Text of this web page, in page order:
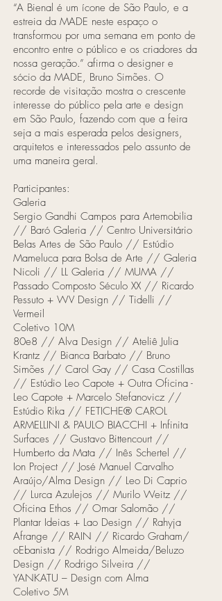
“A Bienal é um ícone de São Paulo, e a
estreia da MADE neste espaço o
transformou por uma semana em ponto de
encontro entre o público e os criadores da
nossa geração.” afirma o designer e
sócio da MADE, Bruno Simões. O
recorde de visitação mostra o crescente
interesse do público pela arte e design
em São Paulo, fazendo com que a feira
seja a mais esperada pelos designers,
arquitetos e interessados pelo assunto de
uma maneira geral.
Participantes:
Galeria
Sergio Gandhi Campos para Artemobilia
// Baró Galeria // Centro Universitário
Belas Artes de São Paulo // Estúdio
Mameluca para Bolsa de Arte // Galeria
Nicoli // LL Galeria // MUMA //
Passado Composto Século XX // Ricardo
Pessuto + WV Design // Tidelli //
Vermeil​
Coletivo 10M
80e8 // Alva Design // Ateliê Julia
Krantz // Bianca Barbato // Bruno
Simões // Carol Gay // Casa Costillas
// Estúdio Leo Capote + Outra Oficina -
Leo Capote + Marcelo Stefanovicz //
Estúdio Rika // FETICHE® CAROL
ARMELLINI & PAULO BIACCHI + Infinita
Surfaces // Gustavo Bittencourt //
Humberto da Mata // Inês Schertel //
Ion Project // José Manuel Carvalho
Araújo/Alma Design // Leo Di Caprio
// Lurca Azulejos // Murilo Weitz //
Oficina Ethos // Omar Salomão //
Plantar Ideias + Lao Design // Rahyja
Afrange // RAIN // Ricardo Graham/
oEbanista // Rodrigo Almeida/Beluzo
Design // Rodrigo Silveira //
YANKATU – Design com Alma
​Coletivo 5M